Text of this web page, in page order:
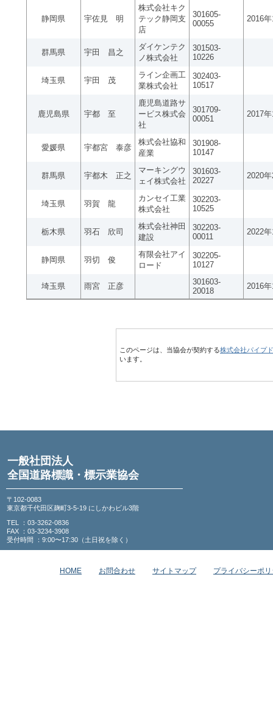
静岡県 宇佐見 明
株式会社キク
テック静岡支
店
301605-
00055
2016
群馬県 宇田 昌之
ダイケンテク
ノ株式会社
301503-
10226
埼玉県 宇田 茂
ライン企画工
業株式会社
302403-
10517
鹿児島県 宇都 至
鹿児島道路サ
ービス株式会
社
301709-
00051
2017
愛媛県 宇都宮 泰彦
株式会社協和
産業
301908-
10147
群馬県 宇都木 正之
マーキングウ
ェイ株式会社
301603-
20227
2020
埼玉県 羽賀 龍
カンセイ工業
株式会社
302203-
10525
栃木県 羽石 欣司
株式会社神田
建設
302203-
00011
2022
静岡県 羽切 俊
有限会社アイ
ロード
302205-
10127
埼玉県 雨宮 正彦
301603-
20018
2016
このページは、当協会が契約する株式会社パイプ
います。
一般社団法人
全国道路標識・標示業協会
〒102-0083
東京都千代田区麹町3-5-19 にしかわビル3階
TEL ：03-3262-0836
FAX ：03-3234-3908
受付時間 ：9:00〜17:30（土日祝を除く）
HOME お問合わせ サイトマップ プライバシーポ